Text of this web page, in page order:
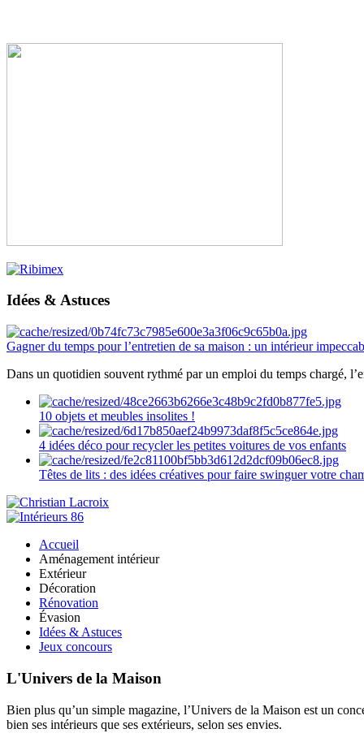
Idées & Astuces
Gagner du temps pour l’entretien de sa maison : un intérieur
Dans un quotidien souvent rythmé par un emploi du temps chargé,
10 objets et meubles insolites !
4 idées déco pour recycler les petites voitures de vos enfants
Têtes de lits : des idées créatives pour faire swinguer votre
Accueil
Aménagement intérieur
Extérieur
Décoration
Rénovation
Évasion
Idées & Astuces
Jeux concours
L'Univers de la Maison
Bien plus qu’un simple magazine, l’Univers de la Maison est un
bien ses intérieurs que ses extérieurs, selon ses envies.